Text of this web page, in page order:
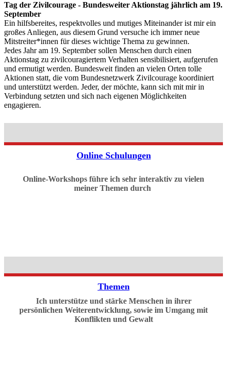
Tag der Zivilcourage - Bundesweiter Aktionstag jährlich am 19.
September
Ein hilfsbereites, respektvolles und mutiges Miteinander ist mir ein
großes Anliegen, aus diesem Grund versuche ich immer neue
Mitstreiter*innen für dieses wichtige Thema zu gewinnen.
Jedes Jahr am 19. September sollen Menschen durch einen
Aktionstag zu zivilcouragiertem Verhalten sensibilisiert, aufgerufen
und ermutigt werden. Bundesweit finden an vielen Orten tolle
Aktionen statt, die vom Bundesnetzwerk Zivilcourage koordiniert
und unterstützt werden. Jeder, der möchte, kann sich mit mir in
Verbindung setzten und sich nach eigenen Möglichkeiten
engagieren.
Online Schulungen
Online-Workshops führe ich sehr interaktiv zu vielen
meiner Themen durch
Themen
Ich unterstütze und stärke Menschen in ihrer
persönlichen Weiterentwicklung, sowie im Umgang mit
Konflikten und Gewalt